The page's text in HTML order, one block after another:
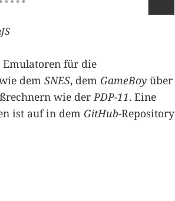
Emulatoren für die
dem SNES, dem GameBoy über
wie derPDP-11. Eine
ist auf in dem GitHub-Repository